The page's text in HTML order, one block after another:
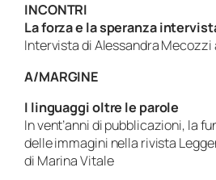
INCONTRI
La forza e la speranza
Intervista di Alessandra Mecozzi
A/MARGINE
I linguaggi oltre le parole
In vent’anni di pubblicazioni, la
delle immagini nella rivista
di Marina Vitale